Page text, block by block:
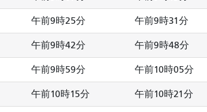
午前9時25分 午前9時31分
午前9時42分 午前9時48分
午前9時59分 午前10時05分
午前10時15分 午前10時21分